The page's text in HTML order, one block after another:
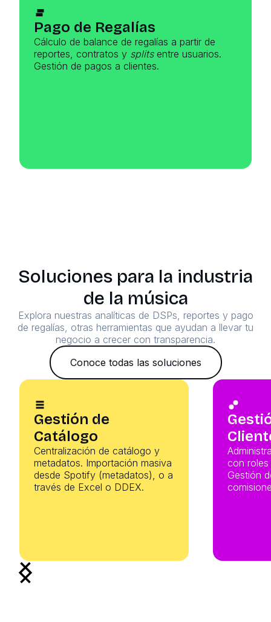
Pago de Regalías
Cálculo de balance de regalías a partir de
reportes, contratos y splitsentre usuarios.
Gestión de pagos a clientes.
Soluciones para la industria
de la música
Explora nuestras analíticas de DSPs, reportes y pago
de regalías, otras herramientas que ayudan a llevar tu
negocio a crecer con transparencia.
Conoce todas las soluciones
Gestión de
Catálogo
Centralización de catálogo y
metadatos. Importación masiva
desde Spotify (metadatos), o a
través de Excel o DDEX.
con
Gestión
Slide 2 of 7.